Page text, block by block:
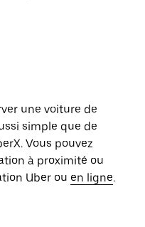
une voiture de
simple que de
Vous pouvez
à proximité ou
Uber ou en ligne.